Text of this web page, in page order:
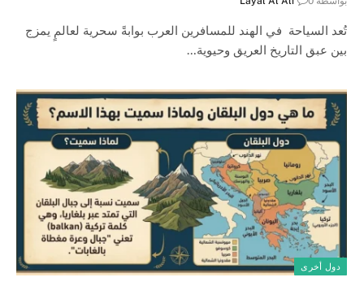
تُعد السياحة في الهند للمسافرين العرب بوابةً سحرية لعالمٍ يمزج
بين عبق التاريخ العريق وحيوية…
دول أخرى